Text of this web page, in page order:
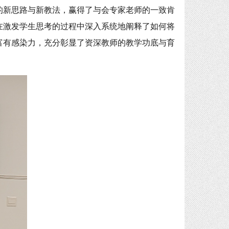
思路与新教法，赢得了与会专家老师的一致肯
发学生思考的过程中深入系统地阐释了如何将
感染力，充分彰显了资深教师的教学功底与育